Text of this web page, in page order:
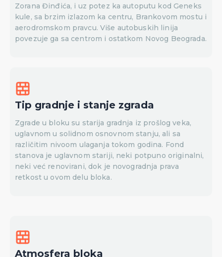
Zorana Đinđića, i uz potez ka autoputu kod Geneks
kule, sa brzim izlazom ka centru, Brankovom mostu i
aerodromskom pravcu. Više autobuskih linija
povezuje ga sa centrom i ostatkom Novog Beograda.
Tip gradnje i stanje zgrada
Zgrade u bloku su starija gradnja iz prošlog veka,
uglavnom u solidnom osnovnom stanju, ali sa
različitim nivoom ulaganja tokom godina. Fond
stanova je uglavnom stariji, neki potpuno originalni,
neki već renovirani, dok je novogradnja prava
retkost u ovom delu bloka.
Atmosfera bloka